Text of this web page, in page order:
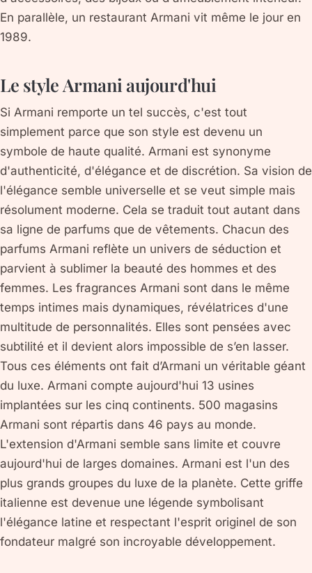
En parallèle, un restaurant Armani vit même le jour en
1989.
Le style Armani aujourd'hui
Si Armani remporte un tel succès, c'est tout
simplement parce que son style est devenu un
symbole de haute qualité. Armani est synonyme
d'authenticité, d'élégance et de discrétion. Sa vision de
l'élégance semble universelle et se veut simple mais
résolument moderne. Cela se traduit tout autant dans
sa ligne de parfums que de vêtements. Chacun des
parfums Armani reflète un univers de séduction et
parvient à sublimer la beauté des hommes et des
femmes. Les fragrances Armani sont dans le même
temps intimes mais dynamiques, révélatrices d'une
multitude de personnalités. Elles sont pensées avec
subtilité et il devient alors impossible de s’en lasser.
Tous ces éléments ont fait d’Armani un véritable géant
du luxe. Armani compte aujourd'hui 13 usines
implantées sur les cinq continents. 500 magasins
Armani sont répartis dans 46 pays au monde.
L'extension d'Armani semble sans limite et couvre
aujourd'hui de larges domaines. Armani est l'un des
plus grands groupes du luxe de la planète. Cette griffe
italienne est devenue une légende symbolisant
l'élégance latine et respectant l'esprit originel de son
fondateur malgré son incroyable développement.